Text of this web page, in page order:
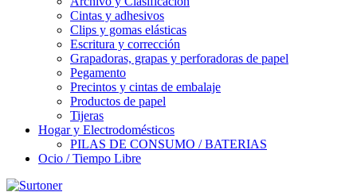
Cintas y adhesivos
Clips y gomas elásticas
Escritura y corrección
Grapadoras, grapas y perforadoras de papel
Pegamento
Precintos y cintas de embalaje
Productos de papel
Tijeras
Hogar y Electrodomésticos
PILAS DE CONSUMO / BATERIAS
Ocio / Tiempo Libre